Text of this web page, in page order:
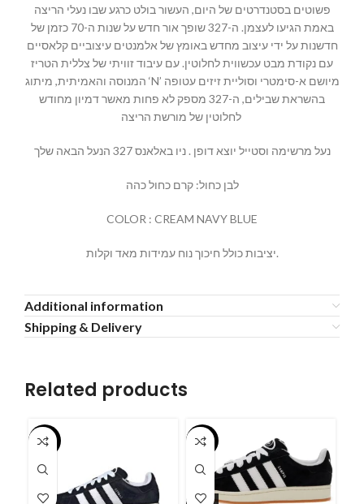
פשוטים בסטנדרטים של היום, העשור בולט כרגע שבו נעלי הריצה
באמת הגיעו לעצמן. ה-327 שופך אור חדש על שנות ה-70 כזמן של
חדשנות על ידי עיצוב מחדש באומץ של אלמנטים עיצוביים קלאסיים
עם נקודת מבט עכשווית לחלוטין. עם עיבוד זוויתי של צללית הטריז
המנוסה והאמיתית, מיתוג ‘N’ מיושם א-סימטרי וסוליית זיזים עטופה
בהשראת שבילים, ה-327 מספק לא פחות מאשר דמיון מחודש
לחלוטין של מורשת הריצה
נעל מרשימה וסטייל יוצא דופן . ניו באלאנס 327 הנעל הבאה שלך
לבן כחול: קרם כחול כהה
COLOR : CREAM NAVY BLUE
יציבות כולל חיכוך נוח עמידות מאד וקלות.
Additional information
Shipping & Delivery
Related products
-55% -55%